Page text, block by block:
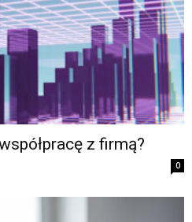
z firmą?
0